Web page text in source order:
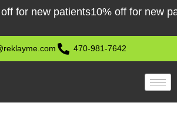
new patients10% off for new
470-981-7642